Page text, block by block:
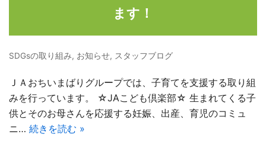
ます！
SDGsの取り組み, お知らせ, スタッフブログ
ＪＡおちいまばりグループでは、子育てを支援する取り組
みを行っています。 ☆JAこども倶楽部☆ 生まれてくる子
供とそのお母さんを応援する妊娠、出産、育児のコミュ
ニ… 続きを読む »